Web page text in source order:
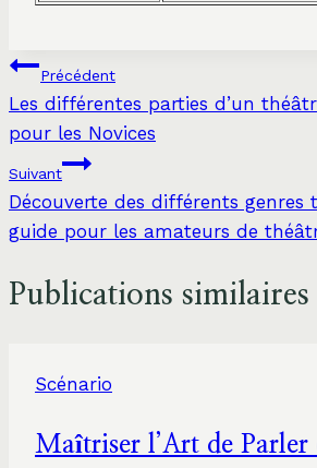
Navigation
de
l’article
Précédent
Les différentes parties d’un
pour les Novices
Suivant
Découverte des différents genres
guide pour les amateurs de
Publications similaires
Scénario
Maîtriser l’Art de Parler